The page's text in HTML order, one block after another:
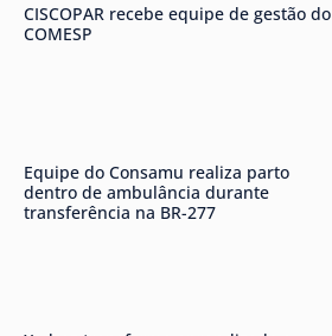
CISCOPAR recebe equipe de gestão do
COMESP
Equipe do Consamu realiza parto
dentro de ambulância durante
transferência na BR-277